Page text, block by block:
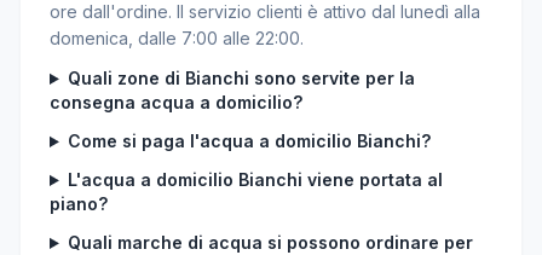
ore dall'ordine. Il servizio clienti è attivo dal lunedì alla
domenica, dalle 7:00 alle 22:00.
Quali zone di Bianchi sono servite per la
consegna acqua a domicilio?
Come si paga l'acqua a domicilio Bianchi?
L'acqua a domicilio Bianchi viene portata al
piano?
Quali marche di acqua si possono ordinare per